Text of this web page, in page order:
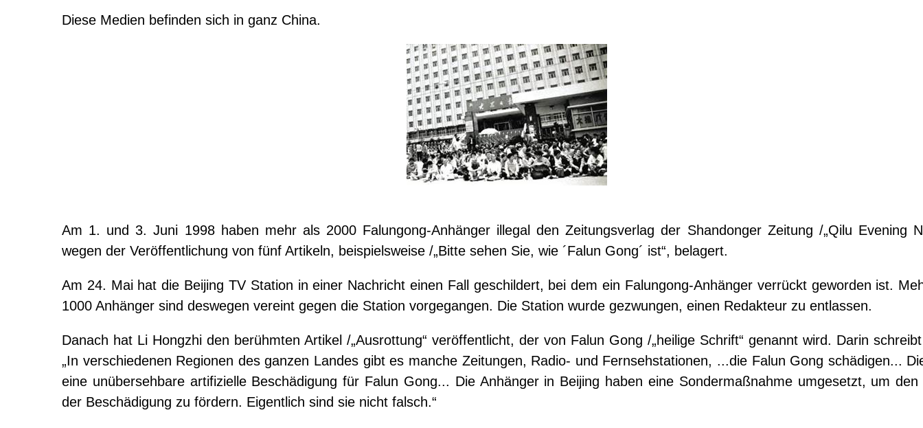
Diese Medien befinden sich in ganz China.
Am 1. und 3. Juni 1998 haben mehr als 2000 Falungong-Anhänger illegal den Zeitungsverlag der Shandonger Zeitung /„Qilu Evening
wegen der Veröffentlichung von fünf Artikeln, beispielsweise /„Bitte sehen Sie, wie ´Falun Gong´ ist“, belagert.
Am 24. Mai hat die Beijing TV Station in einer Nachricht einen Fall geschildert, bei dem ein Falungong-Anhänger verrückt geworden ist.
1000 Anhänger sind deswegen vereint gegen die Station vorgegangen. Die Station wurde gezwungen, einen Redakteur zu entlassen.
Danach hat Li Hongzhi den berühmten Artikel /„Ausrottung“ veröffentlicht, der von Falun Gong /„heilige Schrift“ genannt wird. Darin
„In verschiedenen Regionen des ganzen Landes gibt es manche Zeitungen, Radio- und Fernsehstationen, ...die Falun Gong schädigen...
eine unübersehbare artifizielle Beschädigung für Falun Gong... Die Anhänger in Beijing haben eine Sondermaßnahme umgesetzt, um den
der Beschädigung zu fördern. Eigentlich sind sie nicht falsch.“